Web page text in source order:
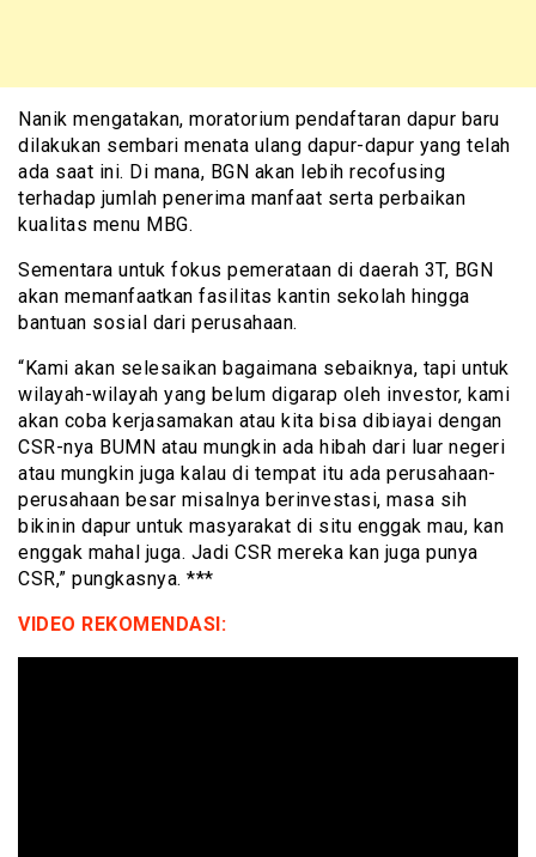
Nanik mengatakan, moratorium pendaftaran dapur baru
dilakukan sembari menata ulang dapur-dapur yang telah
ada saat ini. Di mana, BGN akan lebih recofusing
terhadap jumlah penerima manfaat serta perbaikan
kualitas menu MBG.
Sementara untuk fokus pemerataan di daerah 3T, BGN
akan memanfaatkan fasilitas kantin sekolah hingga
bantuan sosial dari perusahaan.
“Kami akan selesaikan bagaimana sebaiknya, tapi untuk
wilayah-wilayah yang belum digarap oleh investor, kami
akan coba kerjasamakan atau kita bisa dibiayai dengan
CSR-nya BUMN atau mungkin ada hibah dari luar negeri
atau mungkin juga kalau di tempat itu ada perusahaan-
perusahaan besar misalnya berinvestasi, masa sih
bikinin dapur untuk masyarakat di situ enggak mau, kan
enggak mahal juga. Jadi CSR mereka kan juga punya
CSR,” pungkasnya. ***
VIDEO REKOMENDASI: